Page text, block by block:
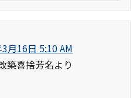
月16日 5:10 AM
築喜捨芳名より